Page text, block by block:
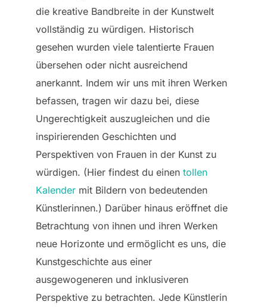
die kreative Bandbreite in der Kunstwelt
vollständig zu würdigen. Historisch
gesehen wurden viele talentierte Frauen
übersehen oder nicht ausreichend
anerkannt. Indem wir uns mit ihren Werken
befassen, tragen wir dazu bei, diese
Ungerechtigkeit auszugleichen und die
inspirierenden Geschichten und
Perspektiven von Frauen in der Kunst zu
würdigen. (Hier findest du einen tollen
Kalender mit Bildern von bedeutenden
Künstlerinnen.) Darüber hinaus eröffnet die
Betrachtung von ihnen und ihren Werken
neue Horizonte und ermöglicht es uns, die
Kunstgeschichte aus einer
ausgewogeneren und inklusiveren
Perspektive zu betrachten. Jede Künstlerin